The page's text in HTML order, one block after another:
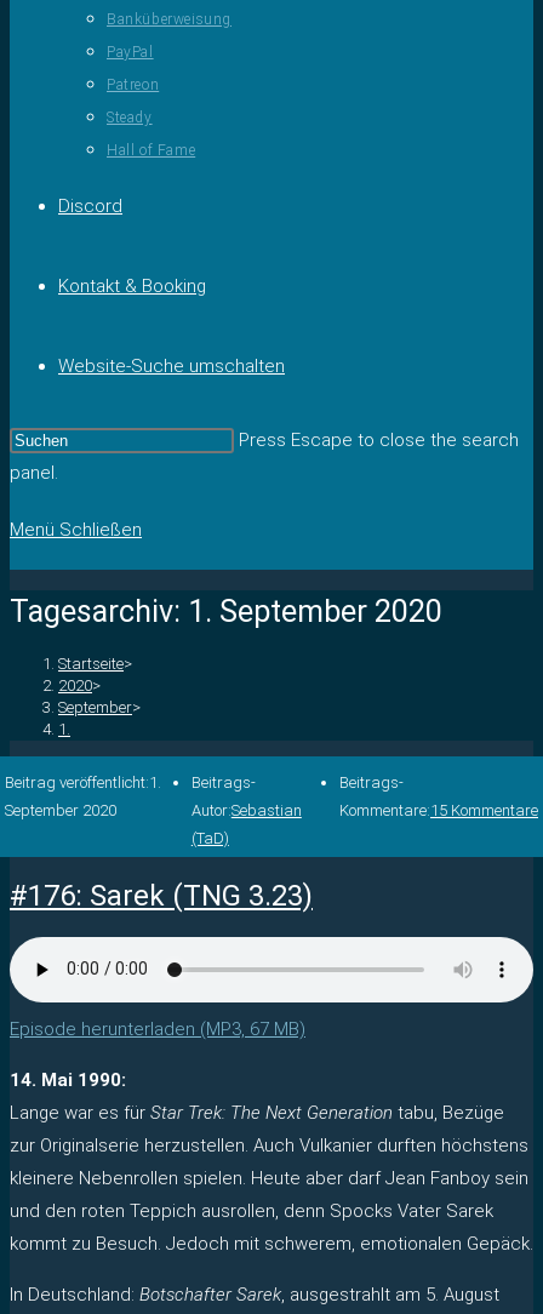
Banküberweisung
PayPal
Patreon
Steady
Hall of Fame
Discord
Kontakt & Booking
Website-Suche umschalten
Press Escape to close the search
panel.
Menü Schließen
Tagesarchiv: 1. September 2020
Startseite>
2020>
September>
1.
Beitrag veröffentlicht:1.
September 2020
Beitrags-
Autor:Sebastian
(TaD)
Beitrags-
Kommentare:15 Kommentare
#176: Sarek (TNG 3.23)
Episode herunterladen (MP3, 67 MB)
14. Mai 1990:
Lange war es für Star Trek: The Next Generation tabu, Bezüge
zur Originalserie herzustellen. Auch Vulkanier durften höchstens
kleinere Nebenrollen spielen. Heute aber darf Jean Fanboy sein
und den roten Teppich ausrollen, denn Spocks Vater Sarek
kommt zu Besuch. Jedoch mit schwerem, emotionalen Gepäck.
In Deutschland: Botschafter Sarek, ausgestrahlt am 5. August